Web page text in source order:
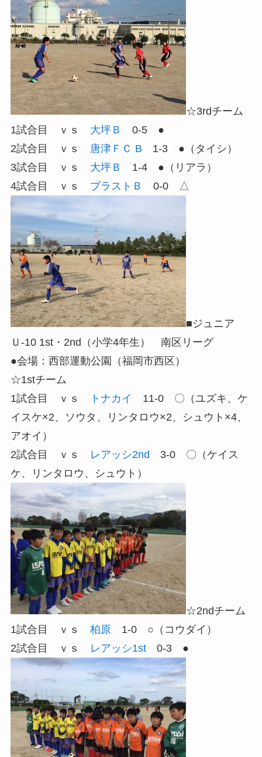
☆3rdチーム
1試合目 ｖｓ 大坪Ｂ
0-5 ●
2試合目 ｖｓ 唐津ＦＣ B 1-3 ●（タイシ）
3試合目 ｖｓ 大坪Ｂ
1-4 ●（リアラ）
4試合目 ｖｓ ブラストＢ 0-0 △
■ジュニア
Ｕ-10 1st・2nd（小学4年生） 南区リーグ
●会場：西部運動公園（福岡市西区）
☆1stチーム
1試合目 ｖｓ
トナカイ
11-0 〇（ユズキ、ケ
イスケ×2、ソウタ、リンタロウ×2、シュウト×4、
アオイ）
2試合目 ｖｓ
レアッシ2nd 3-0 〇（ケイス
ケ、リンタロウ、シュウト）
☆2ndチーム
1試合目 ｖｓ 柏原 1-0 ○（コウダイ）
2試合目 ｖｓ
レアッシ1st0-3 ●